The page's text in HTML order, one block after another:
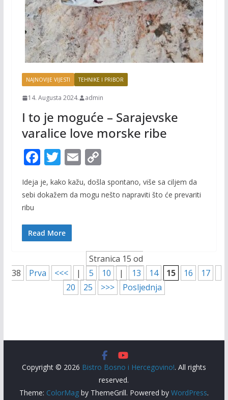
NAJNOVIJE VIJESTI TEHNIKE I PRIBOR
14. Augusta 2024. admin
I to je moguće – Sarajevske
varalice love morske ribe
F
ac
e
o
o
T
w
itt
E
m
ai
C
p
k
Ideja je, kako kažu, došla spontano, više sa ciljem da
sebi dokažem da mogu nešto napraviti što će prevariti
ribu
Read More
Stranica 15 od
38
Prva <<< | 5 10 | 13 14 15 16
17
20
25 >>> Posljednja
Copyright © 2026 Bistro Bosno i Hercegovino!. All rights
reserved.
Theme: ColorMagby ThemeGrill. Powered by WordPress.